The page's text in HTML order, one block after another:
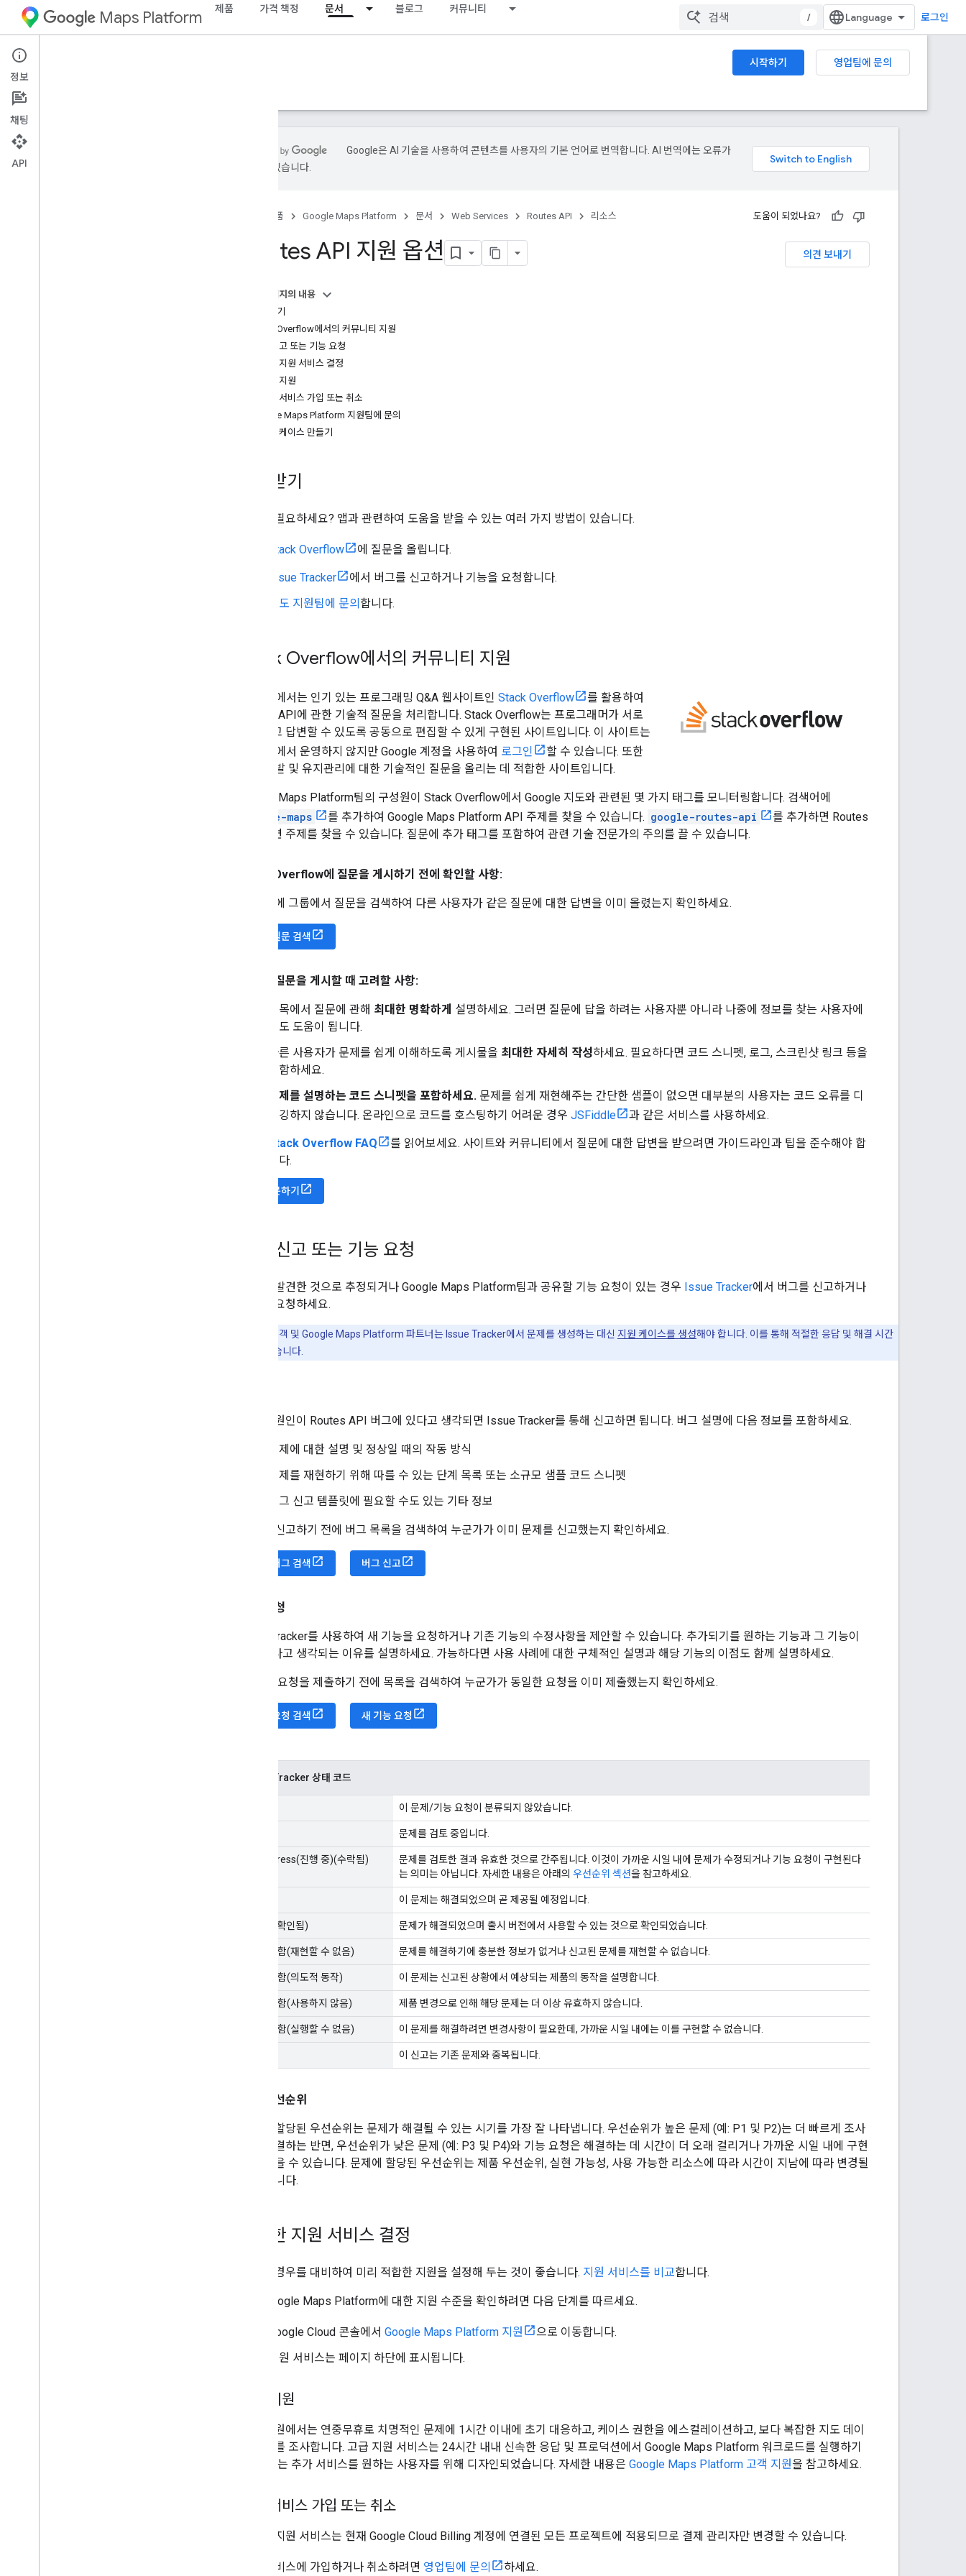
Maps Platform 제품 가격 책정 문서 블로그 커뮤니티
/ 로그인
Web Services 시작하기
영업팀에 문의
가이드
Google은 AI 기술을 사용하여 콘텐츠를 사용자의 기본 언어로 번역합니다. AI 번역에는 오류가
있을 수 있습니다.
제품 Google Maps Platform 문서 Web Services Routes API 리소스 도움이 되었나요?
의견 보내기
Routes API 지원 옵션
이 페이지의 내용
도움받기
Stack Overflow에서의 커뮤니티 지원
문제 신고 또는 기능 요청
적절한 지원 서비스 결정
고급 지원
지원 서비스 가입 또는 취소
Google Maps Platform 지원팀에 문의
지원 케이스 만들기
도움받기
도움이 필요하세요? 앱과 관련하여 도움을 받을 수 있는 여러 가지 방법이 있습니다.
Stack Overflow 에 질문을 올립니다.
Issue Tracker
에서 버그를 신고하거나 기능을 요청합니다.
지도 지원팀에 문의 합니다.
Stack Overflow에서의 커뮤니티 지원
Google에서는 인기 있는 프로그래밍 Q&A 웹사이트인 Stack Overflow
를 활용하여
Routes API에 관한 기술적 질문을 처리합니다. Stack Overflow는 프로그래머가 서로
질문하고 답변할 수 있도록 공동으로 편집할 수 있게 구현된 사이트입니다. 이 사이트는
Google에서 운영하지 않지만 Google 계정을 사용하여 로그인
할 수 있습니다. 또한
앱의 개발 및 유지관리에 대한 기술적인 질문을 올리는 데 적합한 사이트입니다.
Google Maps Platform팀의 구성원이 Stack Overflow에서 Google 지도와 관련된 몇 가지 태그를 모니터링합니다. 검색어에
google-maps
를 추가하여 Google Maps Platform API 주제를 찾을 수 있습니다. google-routes-api
를 추가하면 Routes
API 관련 주제를 찾을 수 있습니다. 질문에 추가 태그를 포함하여 관련 기술 전문가의 주의를 끌 수 있습니다.
Stack Overflow에 질문을 게시하기 전에 확인할 사항:
게시 전에 그룹에서 질문을 검색하여 다른 사용자가 같은 질문에 대한 답변을 이미 올렸는지 확인하세요.
기존 질문 검색
새로운 질문을 게시할 때 고려할 사항:
제목에서 질문에 관해 최대한 명확하게 설명하세요. 그러면 질문에 답을 하려는 사용자뿐 아니라 나중에 정보를 찾는 사용자에
게도 도움이 됩니다.
다른 사용자가 문제를 쉽게 이해하도록 게시물을 최대한 자세히 작성하세요. 필요하다면 코드 스니펫, 로그, 스크린샷 링크 등을
포함하세요.
문제를 설명하는 코드 스니펫을 포함하세요. 문제를 쉽게 재현해주는 간단한 샘플이 없으면 대부분의 사용자는 코드 오류를 디
버깅하지 않습니다. 온라인으로 코드를 호스팅하기 어려운 경우 JSFiddle 과 같은 서비스를 사용하세요.
Stack Overflow FAQ
를 읽어보세요. 사이트와 커뮤니티에서 질문에 대한 답변을 받으려면 가이드라인과 팁을 준수해야 합
니다.
새 질문하기
문제 신고 또는 기능 요청
버그를 발견한 것으로 추정되거나 Google Maps Platform팀과 공유할 기능 요청이 있는 경우 Issue Tracker에서 버그를 신고하거나
기능을 요청하세요.
고객 및 Google Maps Platform 파트너는 Issue Tracker에서 문제를 생성하는 대신 지원 케이스를 생성해야 합니다. 이를 통해 적절한 응답 및 해결 시간
을 확보할 수 있습니다.
문제의 원인이 Routes API 버그에 있다고 생각되면 Issue Tracker를 통해 신고하면 됩니다. 버그 설명에 다음 정보를 포함하세요.
문제에 대한 설명 및 정상일 때의 작동 방식
문제를 재현하기 위해 따를 수 있는 단계 목록 또는 소규모 샘플 코드 스니펫
버그 신고 템플릿에 필요할 수도 있는 기타 정보
버그를 신고하기 전에 버그 목록을 검색하여 누군가가 이미 문제를 신고했는지 확인하세요.
기존 버그 검색 버그 신고
기능 요청
Issue Tracker를 사용하여 새 기능을 요청하거나 기존 기능의 수정사항을 제안할 수 있습니다. 추가되기를 원하는 기능과 그 기능이
중요하다고 생각되는 이유를 설명하세요. 가능하다면 사용 사례에 대한 구체적인 설명과 해당 기능의 이점도 함께 설명하세요.
새 기능 요청을 제출하기 전에 목록을 검색하여 누군가가 동일한 요청을 이미 제출했는지 확인하세요.
기존 요청 검색 새 기능 요청
Issue Tracker 상태 코드
이 문제/기능 요청이 분류되지 않았습니다.
문제를 검토 중입니다.
In Progress(진행 중)(수락됨)
문제를 검토한 결과 유효한 것으로 간주됩니다. 이것이 가까운 시일 내에 문제가 수정되거나 기능 요청이 구현된다
는 의미는 아닙니다. 자세한 내용은 아래의 우선순위 섹션을 참고하세요.
이 문제는 해결되었으며 곧 제공될 예정입니다.
해결됨(확인됨) 문제가 해결되었으며 출시 버전에서 사용할 수 있는 것으로 확인되었습니다.
해결 못 함(재현할 수 없음) 문제를 해결하기에 충분한 정보가 없거나 신고된 문제를 재현할 수 없습니다.
해결 못 함(의도적 동작) 이 문제는 신고된 상황에서 예상되는 제품의 동작을 설명합니다.
해결 못 함(사용하지 않음) 제품 변경으로 인해 해당 문제는 더 이상 유효하지 않습니다.
해결 못 함(실행할 수 없음) 이 문제를 해결하려면 변경사항이 필요한데, 가까운 시일 내에는 이를 구현할 수 없습니다.
이 신고는 기존 문제와 중복됩니다.
문제 우선순위
문제에 할당된 우선순위는 문제가 해결될 수 있는 시기를 가장 잘 나타냅니다. 우선순위가 높은 문제 (예: P1 및 P2)는 더 빠르게 조사
하고 해결하는 반면, 우선순위가 낮은 문제 (예: P3 및 P4)와 기능 요청은 해결하는 데 시간이 더 오래 걸리거나 가까운 시일 내에 구현
되지 않을 수 있습니다. 문제에 할당된 우선순위는 제품 우선순위, 실현 가능성, 사용 가능한 리소스에 따라 시간이 지남에 따라 변경될
수 있습니다.
적절한 지원 서비스 결정
필요한 경우를 대비하여 미리 적합한 지원을 설정해 두는 것이 좋습니다. 지원 서비스를 비교합니다.
현재 Google Maps Platform에 대한 지원 수준을 확인하려면 다음 단계를 따르세요.
Google Cloud 콘솔에서 Google Maps Platform 지원
으로 이동합니다.
지원 서비스는 페이지 하단에 표시됩니다.
고급 지원
고급 지원에서는 연중무휴로 치명적인 문제에 1시간 이내에 초기 대응하고, 케이스 권한을 에스컬레이션하고, 보다 복잡한 지도 데이
터 문제를 조사합니다. 고급 지원 서비스는 24시간 내내 신속한 응답 및 프로덕션에서 Google Maps Platform 워크로드를 실행하기
할 수 있는 추가 서비스를 원하는 사용자를 위해 디자인되었습니다. 자세한 내용은 Google Maps Platform 고객 지원을 참고하세요.
지원 서비스 가입 또는 취소
선택한 지원 서비스는 현재 Google Cloud Billing 계정에 연결된 모든 프로젝트에 적용되므로 결제 관리자만 변경할 수 있습니다.
지원 서비스에 가입하거나 취소하려면 영업팀에 문의 하세요.
정보
채팅
API